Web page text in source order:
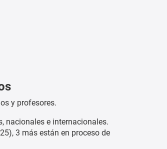
y profesores.
nacionales e internacionales.
3 más están en proceso de